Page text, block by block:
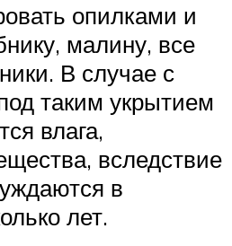
опилками и
малину, все
В случае с
таким укрытием
влага,
вследствие
в
лет.